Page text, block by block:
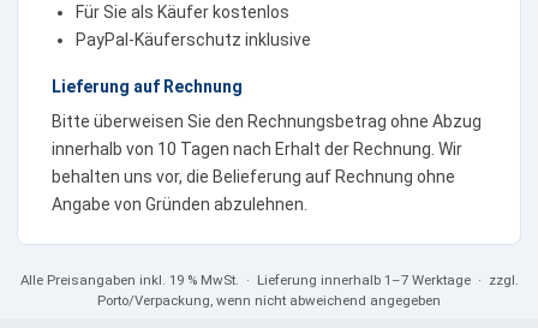
Für Sie als Käufer kostenlos
PayPal-Käuferschutz inklusive
Lieferung auf Rechnung
Bitte überweisen Sie den Rechnungsbetrag ohne Abzug
innerhalb von 10 Tagen nach Erhalt der Rechnung. Wir
behalten uns vor, die Belieferung auf Rechnung ohne
Angabe von Gründen abzulehnen.
Alle Preisangaben inkl. 19 % MwSt. · Lieferung innerhalb 1–7 Werktage · zzgl.
Porto/Verpackung, wenn nicht abweichend angegeben